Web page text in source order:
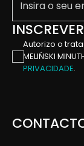
Autorizo ​​o
MELIŃSKI
PRIVACIDADE.